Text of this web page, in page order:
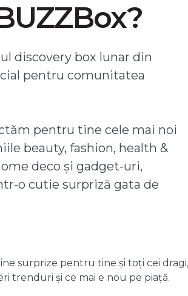
discovery box lunar din
pentru comunitatea
pentru tine cele mai noi
beauty, fashion, health &
deco și gadget-uri,
o cutie surpriză gata de
surprize pentru tine și toți cei dragi,
trenduri și ce mai e nou pe piață.